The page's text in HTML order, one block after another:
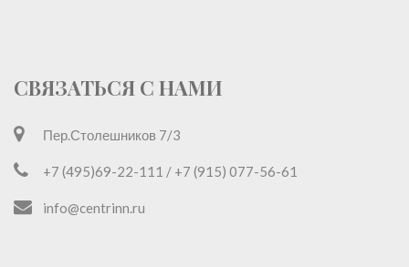
СВЯЗАТЬСЯ С НАМИ
Пер.Столешников 7/3
+7 (495)69-22-111 / +7 (915) 077-56-61
info@centrinn.ru